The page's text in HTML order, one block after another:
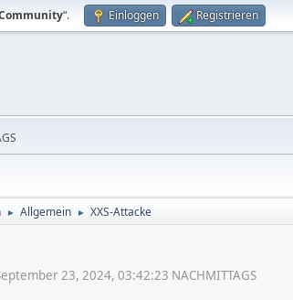
“. Einloggen Registrieren
► Allgemein ► XXS-Attacke
23, 2024, 03:42:23 NACHMITTAGS